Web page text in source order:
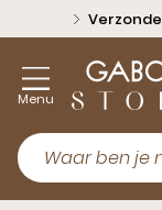
Menu